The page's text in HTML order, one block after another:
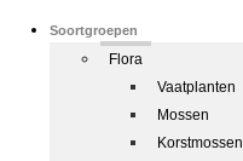
Soortgroepen
Flora
Vaatplanten
Mossen
Korstmossen